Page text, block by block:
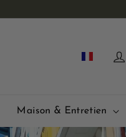
Maison & Entretien